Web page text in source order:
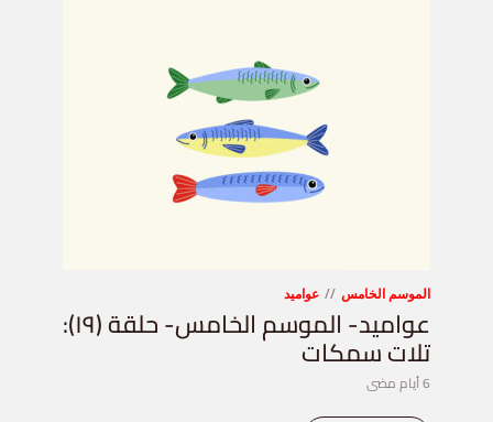
الموسم الخامس عواميد
عواميد- الموسم الخامس- حلقة (١٩):
تلات سمكات
6 أيام مضى